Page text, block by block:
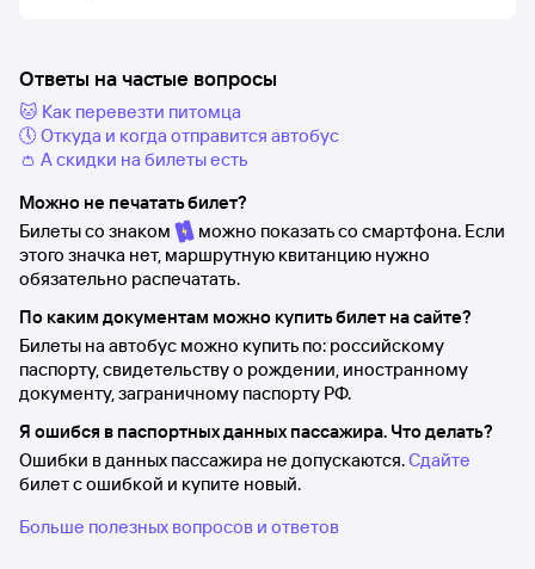
Ответы на частые вопросы
🐱 Как перевезти питомца
🕔 Откуда и когда отправится автобус
👛 А скидки на билеты есть
Можно не печатать билет?
Билеты со знаком
можно показать со смартфона. Если
этого значка нет, маршрутную квитанцию нужно
обязательно распечатать.
По каким документам можно купить билет на сайте?
Билеты на автобус можно купить по: российскому
паспорту, свидетельству о рождении, иностранному
документу, заграничному паспорту РФ.
Я ошибся в паспортных данных пассажира. Что делать?
Ошибки в данных пассажира не допускаются.Сдайте
билет с ошибкой и купите новый.
Больше полезных вопросов и ответов